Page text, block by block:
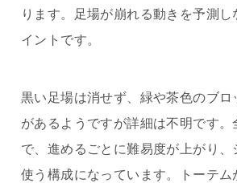
ります。足場が崩れる動きを予測
イントです。
黒い足場は消せず、緑や茶色のブ
があるようですが詳細は不明です
で、進めるごとに難易度が上がり
使う構成になっています。トーテ